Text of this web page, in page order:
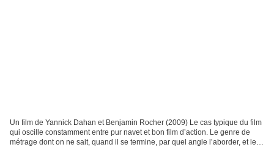
Un film de Yannick Dahan et Benjamin Rocher (2009) Le cas typique du film
qui oscille constamment entre pur navet et bon film d’action. Le genre de
métrage dont on ne sait, quand il se termine, par quel angle l’aborder, et le